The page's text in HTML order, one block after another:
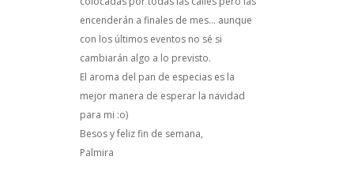
encenderán a finales de mes... aunque
con los últimos eventos no sé si
cambiarán algo a lo previsto.
El aroma del pan de especias es la
mejor manera de esperar la navidad
para mi :o)
Besos y feliz fin de semana,
Palmira